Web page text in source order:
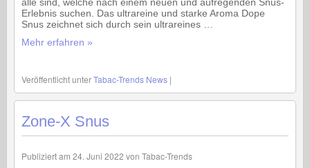
Erlebnis suchen. Das ultrareine und starke Aroma Dope
Snus zeichnet sich durch sein ultrareines …
Mehr erfahren »
Veröffentlicht unterTabac-Trends News |
Zone-X Snus
Publiziert am 24. Juni 2022 von Tabac-Trends